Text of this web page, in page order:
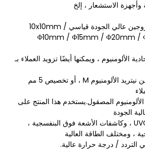
الاستشعار ، إلخ
نحن نوفر للعملاء حاليًا نيتروجين عالي الجودة قياسي 10x10mm /
Φ10mm / Φ15mm / Φ20mm
الألومنيوم ، ويمكنها أيضًا تزويد العملاء بـ
الركيزة البلورية المفردة من نيتريد الألومنيوم M ، أو تخصيص 5 مم
الألومنيوم المصقول.يستخدم هذا المنتج على
الجودة
تستخدم في رقائق UVC-LED ، وكاشفات الأشعة فوق البنفسجية ،
، ومختلف الطاقة العالية
التردد / درجة حرارة عالية.